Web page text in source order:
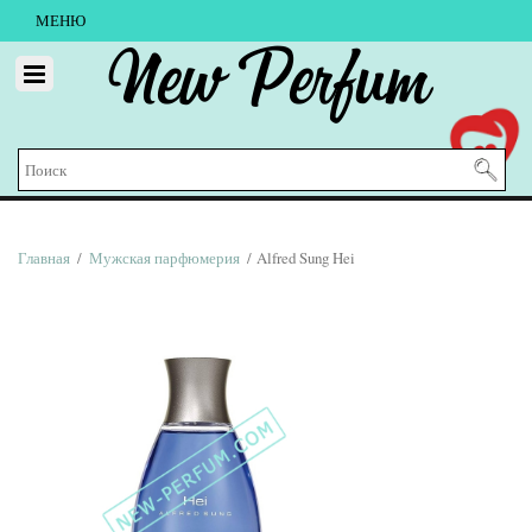
МЕНЮ
New Perfum
Главная / Мужская парфюмерия / Alfred Sung Hei